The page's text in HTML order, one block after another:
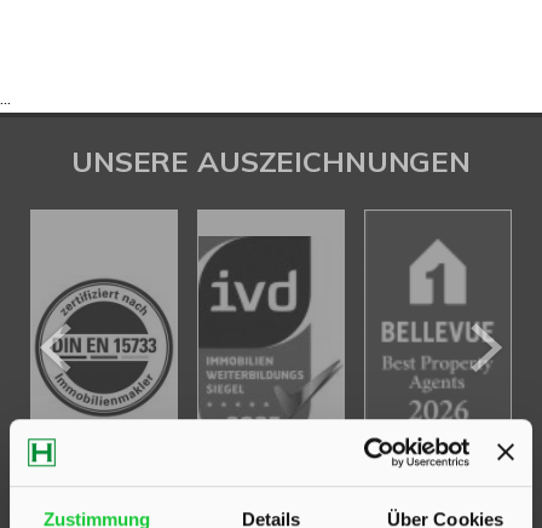
Zustimmung Details Über Cookies
...
UNSERE AUSZEICHNUNGEN